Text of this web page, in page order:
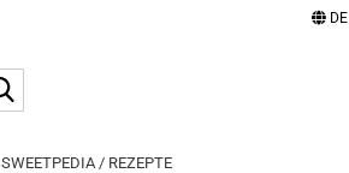
DE
SWEETPEDIA / REZEPTE